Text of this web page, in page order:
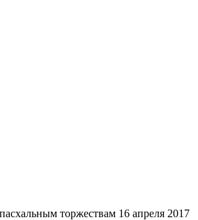
торжествам 16 апреля 2017